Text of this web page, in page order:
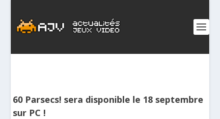
60 Parsecs! sera disponible le 18 septembre
sur PC !